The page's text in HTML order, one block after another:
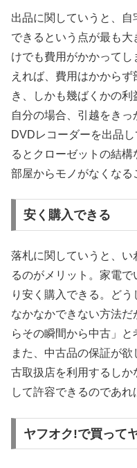
出品に関していうと、
できるという点が最も
けでも費用がかかって
えれば、費用はかから
き、しかも幾ばくかの利
自分の場合、引越をき
DVDレコーダーを出品
るとクローゼットの結構
部屋からモノがなくなる
安く購入できる
落札に関していうと、い
るのがメリット。家電
り安く購入できる。ど
なかなかできない方法
らその瞬間から中古」と
また、中古品の保証が
古取扱店を利用するしか
して許容できるのであれ
ヤフオク!で買って